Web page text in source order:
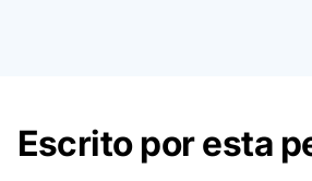
Escrito por esta